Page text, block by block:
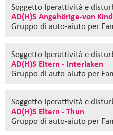
Soggetto Iperattività e
AD(H)S Angehörige-von
Gruppo di auto-aiuto per
Soggetto Iperattività e
AD(H)S Eltern - Interlaken
Gruppo di auto-aiuto per
Soggetto Iperattività e
AD(H)S Eltern - Thun
Gruppo di auto-aiuto per